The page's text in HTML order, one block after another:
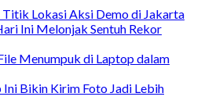
Titik Lokasi Aksi Demo di Jakarta
Ini Melonjak Sentuh Rekor
Menumpuk di Laptop dalam
Bikin Kirim Foto Jadi Lebih